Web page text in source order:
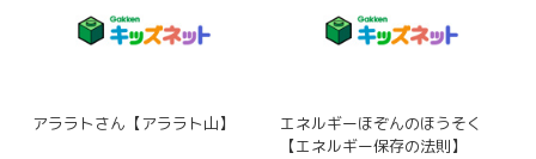
アララトさん【アララト山】
エネルギーほぞんのほうそく
【エネルギー保存の法則】